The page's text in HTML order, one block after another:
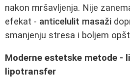
nakon mršavljenja. Nije
efekat - anticelulit masaži
smanjenju stresa i boljem
Moderne estetske metode -
lipotransfer